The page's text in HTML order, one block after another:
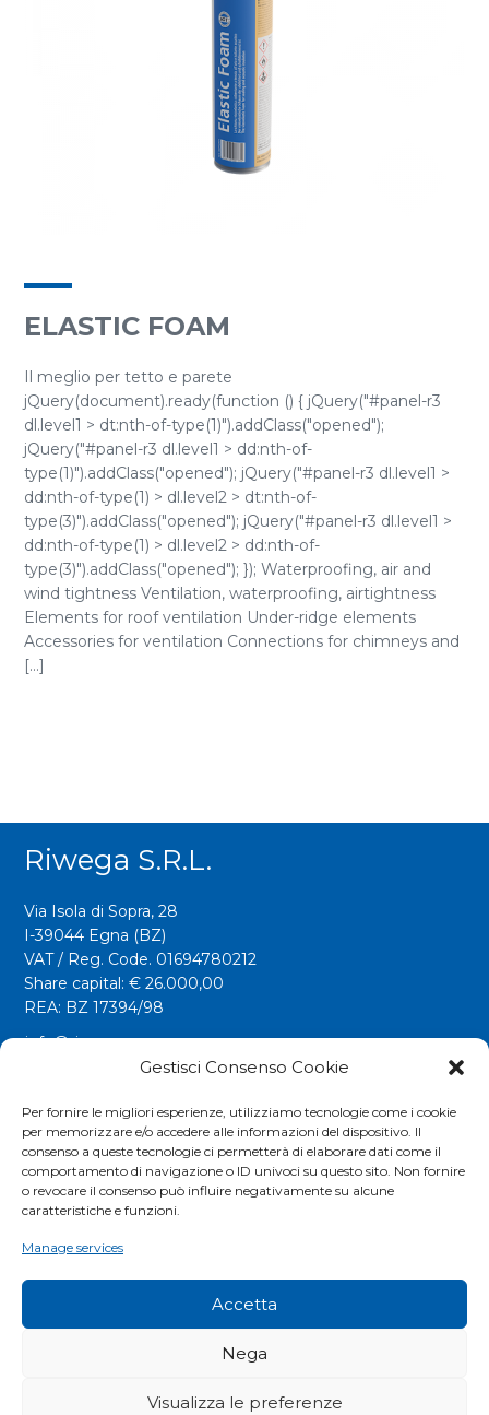
Gestisci Consenso Cookie
Per fornire le migliori esperienze, utilizziamo tecnologie come i cookie
per memorizzare e/o accedere alle informazioni del dispositivo. Il
consenso a queste tecnologie ci permetterà di elaborare dati come il
comportamento di navigazione o ID univoci su questo sito. Non fornire
o revocare il consenso può influire negativamente su alcune
caratteristiche e funzioni.
Manage services
Accetta
Nega
Visualizza le preferenze
ELASTIC FOAM
Il meglio per tetto e parete
jQuery(document).ready(function () { jQuery("#panel-r3
dl.level1 > dt:nth-of-type(1)").addClass("opened");
jQuery("#panel-r3 dl.level1 > dd:nth-of-
type(1)").addClass("opened"); jQuery("#panel-r3 dl.level1 >
dd:nth-of-type(1) > dl.level2 > dt:nth-of-
type(3)").addClass("opened"); jQuery("#panel-r3 dl.level1 >
dd:nth-of-type(1) > dl.level2 > dd:nth-of-
type(3)").addClass("opened"); }); Waterproofing, air and
wind tightness Ventilation, waterproofing, airtightness
Elements for roof ventilation Under-ridge elements
Accessories for ventilation Connections for chimneys and
[...]
Riwega S.r.l.
Via Isola di Sopra, 28
I-39044 Egna (BZ)
VAT / Reg. Code. 01694780212
Share capital: € 26.000,00
REA: BZ 17394/98
info@riwega.com
riwega@legalmail.it
Fax. +39 0471 827555
Social